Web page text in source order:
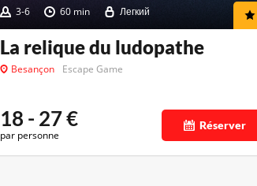
3-6 60 min Легкий
La relique du ludopathe
Besançon Escape Game
18 - 27€
par personne
Réserver